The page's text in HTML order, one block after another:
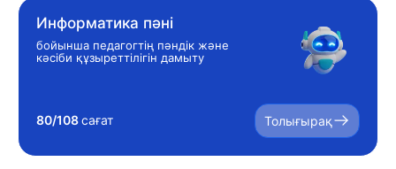
Информатика пәні
бойынша педагогтің пәндік және
кәсіби құзыреттілігін дамыту
80/108сағат Толығырақ